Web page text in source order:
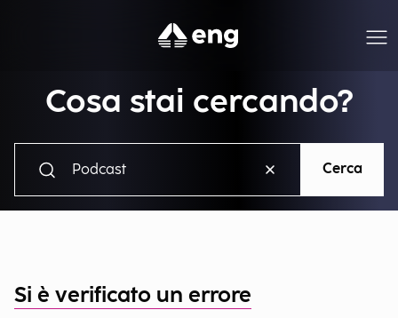
Cosa stai cercando?
Cerca
Si è verificato un errore